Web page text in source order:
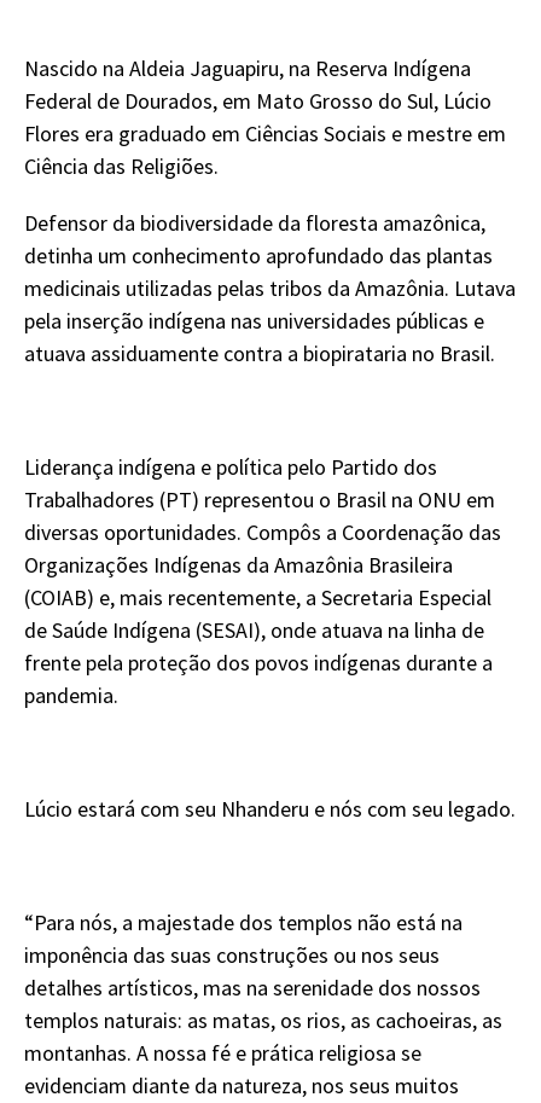
Nascido na Aldeia Jaguapiru, na Reserva Indígena
Federal de Dourados, em Mato Grosso do Sul, Lúcio
Flores era graduado em Ciências Sociais e mestre em
Ciência das Religiões.
Defensor da biodiversidade da floresta amazônica,
detinha um conhecimento aprofundado das plantas
medicinais utilizadas pelas tribos da Amazônia. Lutava
pela inserção indígena nas universidades públicas e
atuava assiduamente contra a biopirataria no Brasil.
Liderança indígena e política pelo Partido dos
Trabalhadores (PT) representou o Brasil na ONU em
diversas oportunidades. Compôs a Coordenação das
Organizações Indígenas da Amazônia Brasileira
(COIAB) e, mais recentemente, a Secretaria Especial
de Saúde Indígena (SESAI), onde atuava na linha de
frente pela proteção dos povos indígenas durante a
pandemia.
Lúcio estará com seu Nhanderu e nós com seu legado.
“Para nós, a majestade dos templos não está na
imponência das suas construções ou nos seus
detalhes artísticos, mas na serenidade dos nossos
templos naturais: as matas, os rios, as cachoeiras, as
montanhas. A nossa fé e prática religiosa se
evidenciam diante da natureza, nos seus muitos